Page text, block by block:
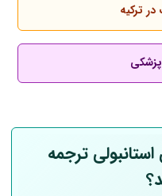
ترکیه
ترجمه